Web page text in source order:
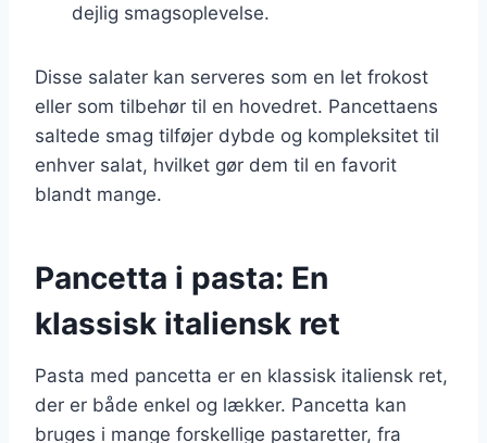
dejlig smagsoplevelse.
Disse salater kan serveres som en let frokost
eller som tilbehør til en hovedret. Pancettaens
saltede smag tilføjer dybde og kompleksitet til
enhver salat, hvilket gør dem til en favorit
blandt mange.
Pancetta i pasta: En
klassisk italiensk ret
Pasta med pancetta er en klassisk italiensk ret,
der er både enkel og lækker. Pancetta kan
bruges i mange forskellige pastaretter, fra